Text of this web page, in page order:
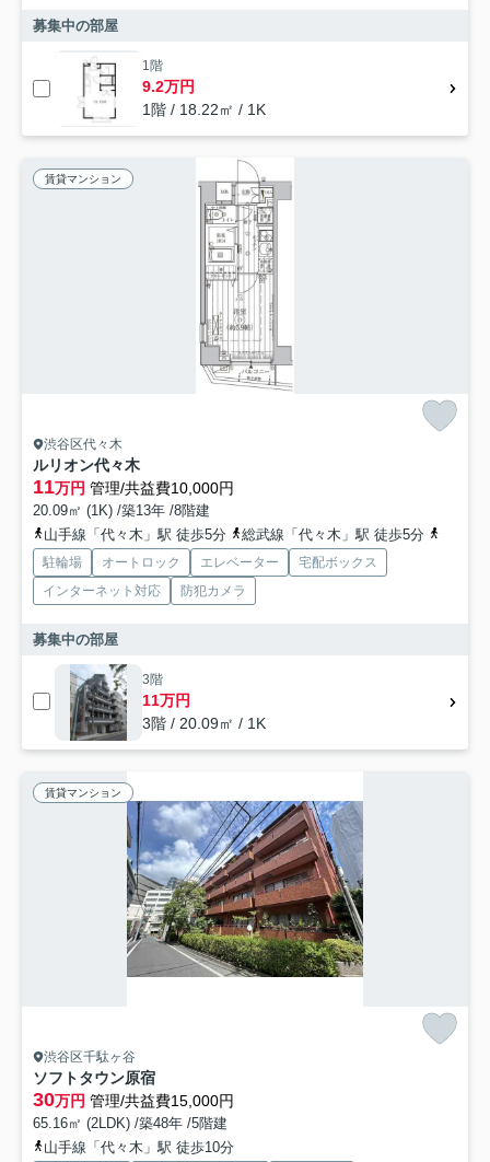
募集中の部屋
1階
9.2万円
1階 / 18.22㎡ / 1K
賃貸マンション
渋谷区代々木
ルリオン代々木
11万円 管理/共益費10,000円
20.09㎡ (1K) /築13年 /8階建
山手線「代々木」駅 徒歩5分
総武線「代々木」駅 徒歩5分
駐輪場 オートロック エレベーター
宅配ボックス
インターネット対応
防犯カメラ
募集中の部屋
3階
11万円
3階 / 20.09㎡ / 1K
賃貸マンション
渋谷区千駄ヶ谷
ソフトタウン原宿
30万円 管理/共益費15,000円
65.16㎡ (2LDK) /築48年 /5階建
山手線「代々木」駅 徒歩10分